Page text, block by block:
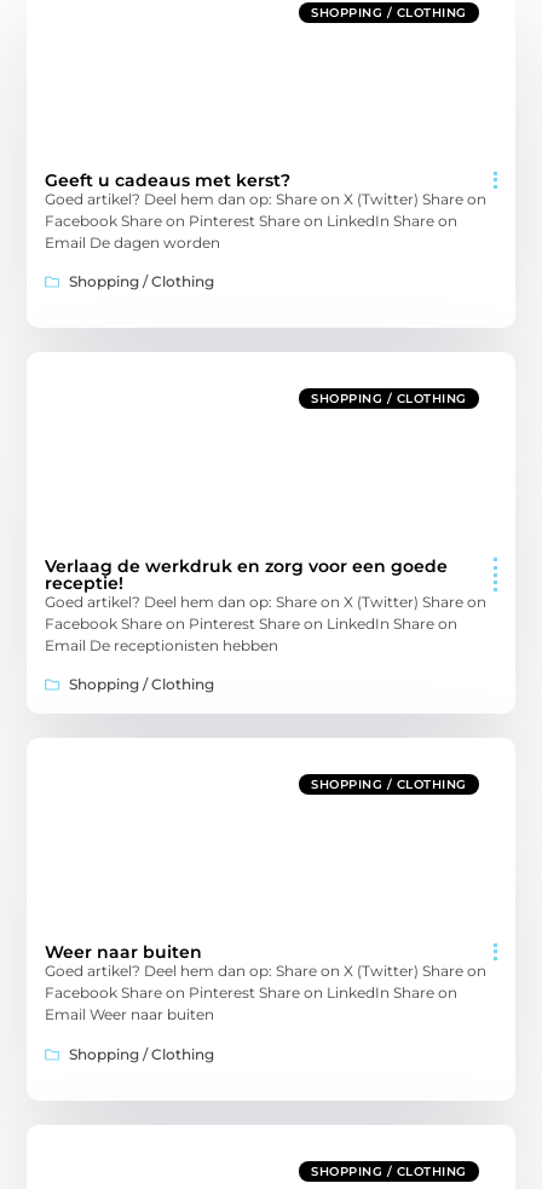
SHOPPING / CLOTHING
Geeft u cadeaus met kerst?
Goed artikel? Deel hem dan op: Share on X (Twitter) Share on
Facebook Share on Pinterest Share on LinkedIn Share on
Email De dagen worden
Shopping / Clothing
SHOPPING / CLOTHING
Verlaag de werkdruk en zorg voor een goede
receptie!
Goed artikel? Deel hem dan op: Share on X (Twitter) Share on
Facebook Share on Pinterest Share on LinkedIn Share on
Email De receptionisten hebben
Shopping / Clothing
SHOPPING / CLOTHING
Weer naar buiten
Goed artikel? Deel hem dan op: Share on X (Twitter) Share on
Facebook Share on Pinterest Share on LinkedIn Share on
Email Weer naar buiten
Shopping / Clothing
SHOPPING / CLOTHING